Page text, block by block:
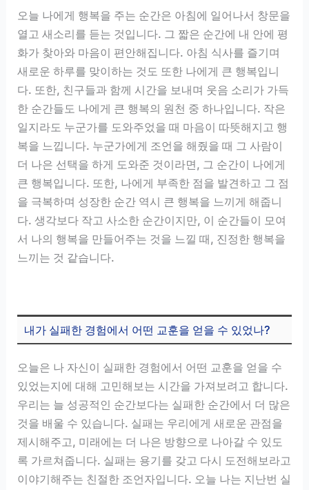
오늘 나에게 행복을 주는 순간은 아침에 일어나서 창문을
열고 새소리를 듣는 것입니다. 그 짧은 순간에 내 안에 평
화가 찾아와 마음이 편안해집니다. 아침 식사를 즐기며
새로운 하루를 맞이하는 것도 또한 나에게 큰 행복입니
다. 또한, 친구들과 함께 시간을 보내며 웃음 소리가 가득
한 순간들도 나에게 큰 행복의 원천 중 하나입니다. 작은
일지라도 누군가를 도와주었을 때 마음이 따뜻해지고 행
복을 느낍니다. 누군가에게 조언을 해줬을 때 그 사람이
더 나은 선택을 하게 도와준 것이라면, 그 순간이 나에게
큰 행복입니다. 또한, 나에게 부족한 점을 발견하고 그 점
을 극복하며 성장한 순간 역시 큰 행복을 느끼게 해줍니
다. 생각보다 작고 사소한 순간이지만, 이 순간들이 모여
서 나의 행복을 만들어주는 것을 느낄 때, 진정한 행복을
느끼는 것 같습니다.
내가 실패한 경험에서 어떤 교훈을 얻을 수 있었나?
오늘은 나 자신이 실패한 경험에서 어떤 교훈을 얻을 수
있었는지에 대해 고민해보는 시간을 가져보려고 합니다.
우리는 늘 성공적인 순간보다는 실패한 순간에서 더 많은
것을 배울 수 있습니다. 실패는 우리에게 새로운 관점을
제시해주고, 미래에는 더 나은 방향으로 나아갈 수 있도
록 가르쳐줍니다. 실패는 용기를 갖고 다시 도전해보라고
이야기해주는 친절한 조언자입니다. 오늘 나는 지난번 실